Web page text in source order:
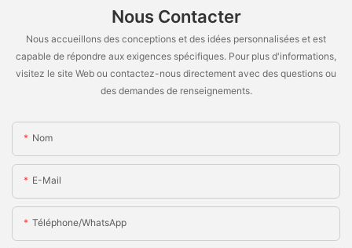
Nous Contacter
Nous accueillons des conceptions et des idées personnalisées et est
capable de répondre aux exigences spécifiques. Pour plus d'informations,
visitez le site Web ou contactez-nous directement avec des questions ou
des demandes de renseignements.
Nom
E-Mail
Téléphone/WhatsApp